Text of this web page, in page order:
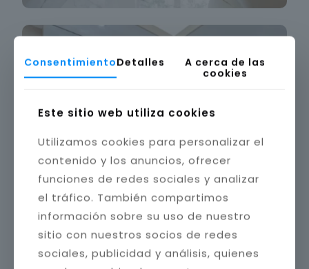
ConsentimientoDetalles
A cerca de las
cookies
Este sitio web utiliza cookies
Utilizamos cookies para personalizar el
contenido y los anuncios, ofrecer
funciones de redes sociales y analizar
el tráfico. También compartimos
información sobre su uso de nuestro
sitio con nuestros socios de redes
sociales, publicidad y análisis, quienes